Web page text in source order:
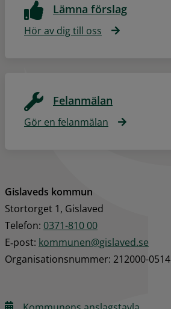
Lämna förslag
Hör av dig till oss
Felanmälan
Gör en felanmälan
Gislaveds kommun
Stortorget 1, Gislaved
Telefon: 0371-810 00
E‑post: kommunen@gislaved.se
Organisationsnummer: 212000-0514